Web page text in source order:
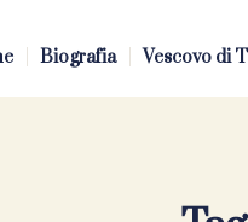
Biografia Vescovo di